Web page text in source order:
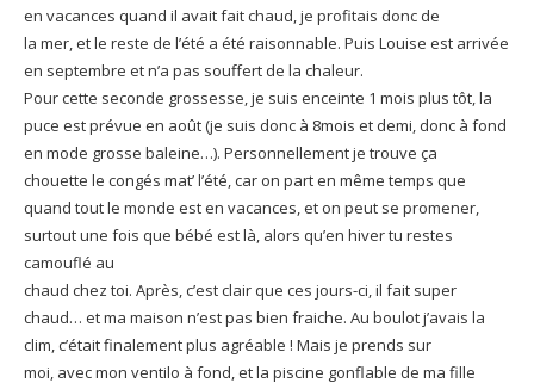
en vacances quand il avait fait chaud, je profitais donc de
la mer, et le reste de l’été a été raisonnable. Puis Louise est arrivée
en septembre et n’a pas souffert de la chaleur.
Pour cette seconde grossesse, je suis enceinte 1 mois plus tôt, la
puce est prévue en août (je suis donc à 8mois et demi, donc à fond
en mode grosse baleine…). Personnellement je trouve ça
chouette le congés mat’ l’été, car on part en même temps que
quand tout le monde est en vacances, et on peut se promener,
surtout une fois que bébé est là, alors qu’en hiver tu restes
camouflé au
chaud chez toi. Après, c’est clair que ces jours-ci, il fait super
chaud… et ma maison n’est pas bien fraiche. Au boulot j’avais la
clim, c’était finalement plus agréable ! Mais je prends sur
moi, avec mon ventilo à fond, et la piscine gonflable de ma fille